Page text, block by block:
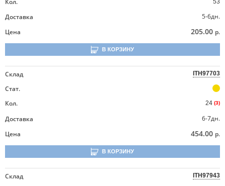
Кол. 53
Доставка
5-6дн.
Цена
205.00 р.
В КОРЗИНУ
Склад ITH97703
Стат.
Кол.
24 (3)
Доставка
6-7дн.
Цена
454.00 р.
В КОРЗИНУ
Склад ITH97943